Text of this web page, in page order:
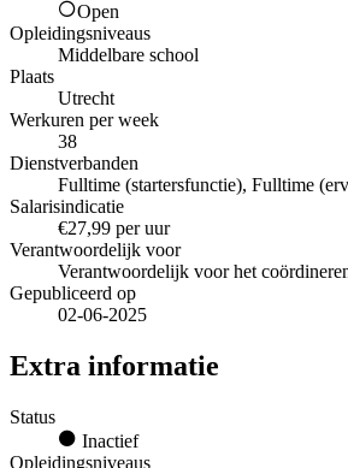
Open
Opleidingsniveaus
Middelbare school
Plaats
Utrecht
Werkuren per week
38
Dienstverbanden
Fulltime (startersfunctie), Fulltime
Salarisindicatie
€27,99 per uur
Verantwoordelijk voor
Verantwoordelijk voor het
Gepubliceerd op
02-06-2025
Extra informatie
Status
Inactief
Opleidingsniveaus